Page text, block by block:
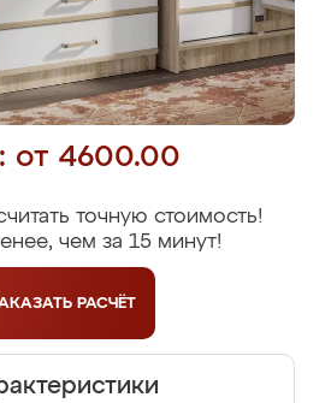
от 4600.00
точную стоимость!
чем за 15 минут!
РАСЧЁТ